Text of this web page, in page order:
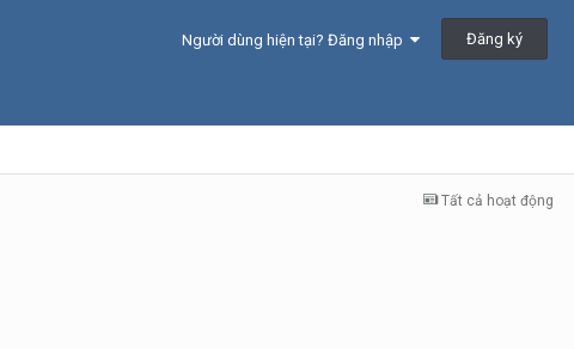
Người dùng hiện tại? Đăng nhập Đăng ký
Tất cả hoạt động